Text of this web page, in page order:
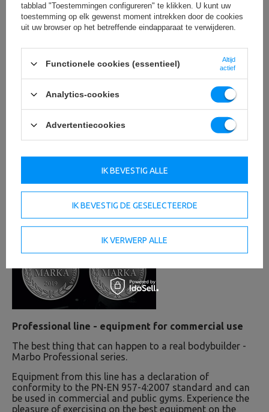
Professional line - equipment for commercial use
The best thing that can happen to a real bodybuilder -
Marbo Professional series.
Equipment from this line has a declaration of
conformity to the PN-EN 957-4:2007 standard and can
be used in commercial and public gyms. Experience the
pleasure of exercising on the best equipment on the
tabblad "Toestemmingen configureren" te klikken. U kunt uw
toestemming op elk gewenst moment intrekken door de cookies
uit uw browser op het betreffende eindapparaat te verwijderen.
Functionele cookies (essentieel)
Altijd
actief
Analytics-cookies
Advertentiecookies
IK BEVESTIG DE GESELECTEERDE
IK VERWERP ALLE
IK BEVESTIG ALLE